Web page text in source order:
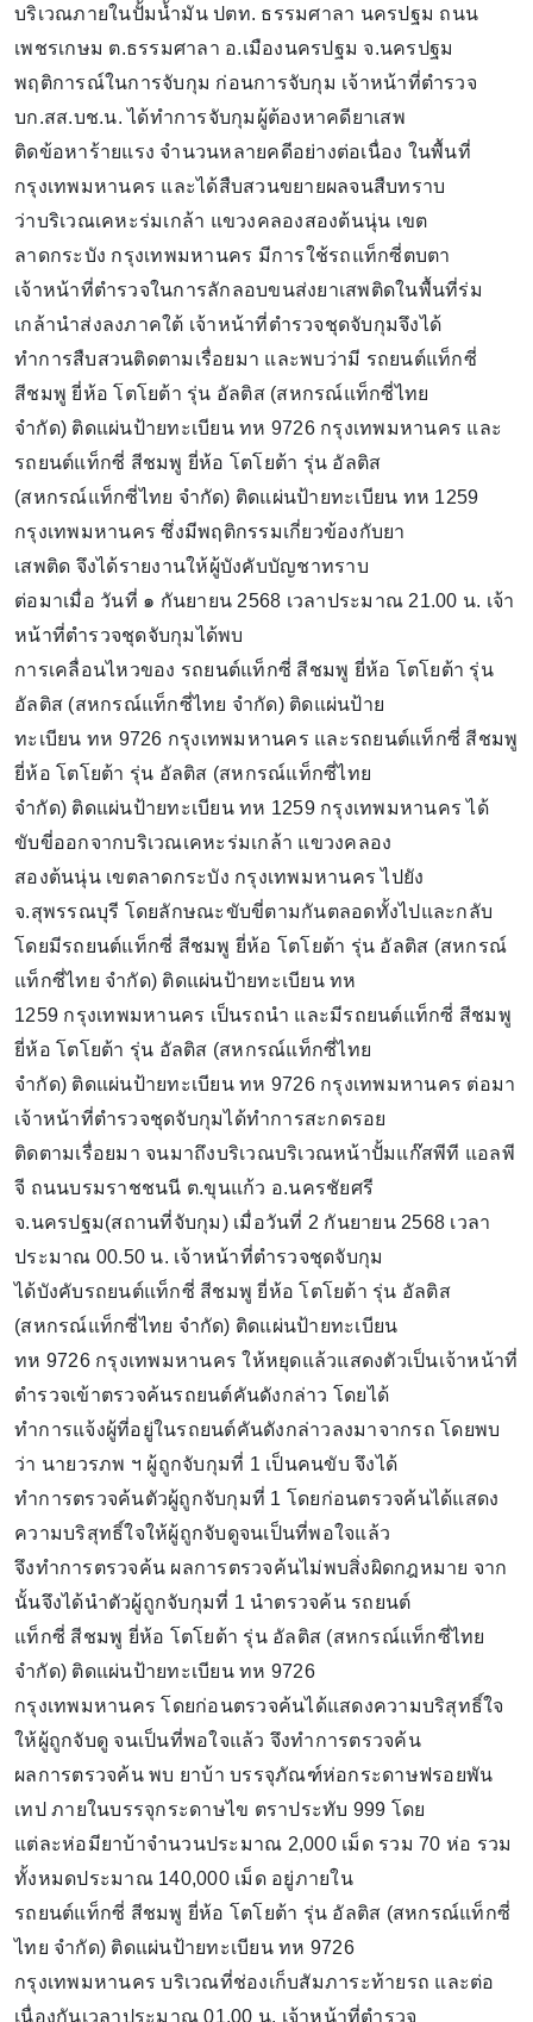
บริเวณภายในปั้มน้ำมัน ปตท. ธรรมศาลา นครปฐม ถนน
เพชรเกษม ต.ธรรมศาลา อ.เมืองนครปฐม จ.นครปฐม
พฤติการณ์ในการจับกุม ก่อนการจับกุม เจ้าหน้าที่ตำรวจ
บก.สส.บช.น. ได้ทำการจับกุมผู้ต้องหาคดียาเสพ
ติดข้อหาร้ายแรง จำนวนหลายคดีอย่างต่อเนื่อง ในพื้นที่
กรุงเทพมหานคร และได้สืบสวนขยายผลจนสืบทราบ
ว่าบริเวณเคหะร่มเกล้า แขวงคลองสองต้นนุ่น เขต
ลาดกระบัง กรุงเทพมหานคร มีการใช้รถแท็กซี่ตบตา
เจ้าหน้าที่ตำรวจในการลักลอบขนส่งยาเสพติดในพื้นที่ร่ม
เกล้านำส่งลงภาคใต้ เจ้าหน้าที่ตำรวจชุดจับกุมจึงได้
ทำการสืบสวนติดตามเรื่อยมา และพบว่ามี รถยนต์แท็กซี่
สีชมพู ยี่ห้อ โตโยต้า รุ่น อัลติส (สหกรณ์แท็กซี่ไทย
จำกัด) ติดแผ่นป้ายทะเบียน ทห 9726 กรุงเทพมหานคร และ
รถยนต์แท็กซี่ สีชมพู ยี่ห้อ โตโยต้า รุ่น อัลติส
(สหกรณ์แท็กซี่ไทย จำกัด) ติดแผ่นป้ายทะเบียน ทห 1259
กรุงเทพมหานคร ซึ่งมีพฤติกรรมเกี่ยวข้องกับยา
เสพติด จึงได้รายงานให้ผู้บังคับบัญชาทราบ
ต่อมาเมื่อ วันที่ ๑ กันยายน 2568 เวลาประมาณ 21.00 น. เจ้า
หน้าที่ตำรวจชุดจับกุมได้พบ
การเคลื่อนไหวของ รถยนต์แท็กซี่ สีชมพู ยี่ห้อ โตโยต้า รุ่น
อัลติส (สหกรณ์แท็กซี่ไทย จำกัด) ติดแผ่นป้าย
ทะเบียน ทห 9726 กรุงเทพมหานคร และรถยนต์แท็กซี่ สีชมพู
ยี่ห้อ โตโยต้า รุ่น อัลติส (สหกรณ์แท็กซี่ไทย
จำกัด) ติดแผ่นป้ายทะเบียน ทห 1259 กรุงเทพมหานคร ได้
ขับขี่ออกจากบริเวณเคหะร่มเกล้า แขวงคลอง
สองต้นนุ่น เขตลาดกระบัง กรุงเทพมหานคร ไปยัง
จ.สุพรรณบุรี โดยลักษณะขับขี่ตามกันตลอดทั้งไปและกลับ
โดยมีรถยนต์แท็กซี่ สีชมพู ยี่ห้อ โตโยต้า รุ่น อัลติส (สหกรณ์
แท็กซี่ไทย จำกัด) ติดแผ่นป้ายทะเบียน ทห
1259 กรุงเทพมหานคร เป็นรถนำ และมีรถยนต์แท็กซี่ สีชมพู
ยี่ห้อ โตโยต้า รุ่น อัลติส (สหกรณ์แท็กซี่ไทย
จำกัด) ติดแผ่นป้ายทะเบียน ทห 9726 กรุงเทพมหานคร ต่อมา
เจ้าหน้าที่ตำรวจชุดจับกุมได้ทำการสะกดรอย
ติดตามเรื่อยมา จนมาถึงบริเวณบริเวณหน้าปั้มแก๊สพีที แอลพี
จี ถนนบรมราชชนนี ต.ขุนแก้ว อ.นครชัยศรี
จ.นครปฐม(สถานที่จับกุม) เมื่อวันที่ 2 กันยายน 2568 เวลา
ประมาณ 00.50 น. เจ้าหน้าที่ตำรวจชุดจับกุม
ได้บังคับรถยนต์แท็กซี่ สีชมพู ยี่ห้อ โตโยต้า รุ่น อัลติส
(สหกรณ์แท็กซี่ไทย จำกัด) ติดแผ่นป้ายทะเบียน
ทห 9726 กรุงเทพมหานคร ให้หยุดแล้วแสดงตัวเป็นเจ้าหน้าที่
ตำรวจเข้าตรวจค้นรถยนต์คันดังกล่าว โดยได้
ทำการแจ้งผู้ที่อยู่ในรถยนต์คันดังกล่าวลงมาจากรถ โดยพบ
ว่า นายวรภพ ฯ ผู้ถูกจับกุมที่ 1 เป็นคนขับ จึงได้
ทำการตรวจค้นตัวผู้ถูกจับกุมที่ 1 โดยก่อนตรวจค้นได้แสดง
ความบริสุทธิ์ใจให้ผู้ถูกจับดูจนเป็นที่พอใจแล้ว
จึงทำการตรวจค้น ผลการตรวจค้นไม่พบสิ่งผิดกฎหมาย จาก
นั้นจึงได้นำตัวผู้ถูกจับกุมที่ 1 นำตรวจค้น รถยนต์
แท็กซี่ สีชมพู ยี่ห้อ โตโยต้า รุ่น อัลติส (สหกรณ์แท็กซี่ไทย
จำกัด) ติดแผ่นป้ายทะเบียน ทห 9726
กรุงเทพมหานคร โดยก่อนตรวจค้นได้แสดงความบริสุทธิ์ใจ
ให้ผู้ถูกจับดู จนเป็นที่พอใจแล้ว จึงทำการตรวจค้น
ผลการตรวจค้น พบ ยาบ้า บรรจุภัณฑ์ห่อกระดาษฟรอยพัน
เทป ภายในบรรจุกระดาษไข ตราประทับ 999 โดย
แต่ละห่อมียาบ้าจำนวนประมาณ 2,000 เม็ด รวม 70 ห่อ รวม
ทั้งหมดประมาณ 140,000 เม็ด อยู่ภายใน
รถยนต์แท็กซี่ สีชมพู ยี่ห้อ โตโยต้า รุ่น อัลติส (สหกรณ์แท็กซี่
ไทย จำกัด) ติดแผ่นป้ายทะเบียน ทห 9726
กรุงเทพมหานคร บริเวณที่ช่องเก็บสัมภาระท้ายรถ และต่อ
เนื่องกันเวลาประมาณ 01.00 น. เจ้าหน้าที่ตำรวจ